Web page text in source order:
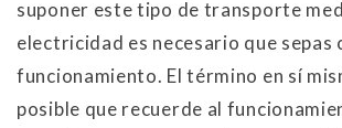
suponer este tipo de transporte
electricidad es necesario que sepas
funcionamiento. El término en sí
posible que recuerde al